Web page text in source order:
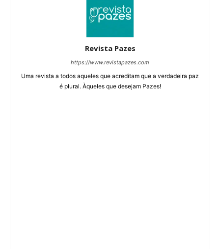
Revista Pazes
https://www.revistapazes.com
Uma revista a todos aqueles que acreditam que a verdadeira paz
é plural. Àqueles que desejam Pazes!